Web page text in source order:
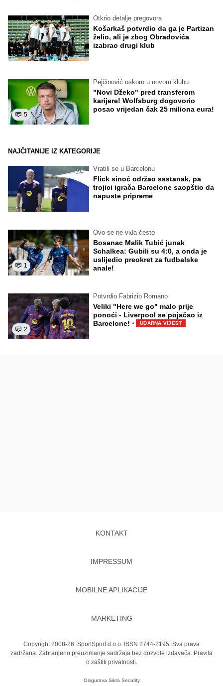
Otkrio detalje pregovora
Košarkaš potvrdio da ga je Partizan
želio, ali je zbog Obradovića
izabrao drugi klub
5
Pejčinović uskoro u novom klubu
"Novi Džeko" pred transferom
karijere! Wolfsburg dogovorio
posao vrijedan čak 25 miliona eura!
NAJČITANIJE IZ KATEGORIJE
Vratili se u Barcelonu
Flick sinoć održao sastanak, pa
trojici igrača Barcelone saopštio da
napuste pripreme
1
Ovo se ne viđa često
Bosanac Malik Tubić junak
Schalkea: Gubili su 4:0, a onda je
uslijedio preokret za fudbalske
anale!
2
Potvrdio Fabrizio Romano
Veliki "Here we go" malo prije
ponoći - Liverpool se pojačao iz
Barcelone! · UDARNA VIJEST
KONTAKT
IMPRESSUM
MOBILNE APLIKACIJE
MARKETING
Copyright 2008-26. SportSport d.o.o. ISSN 2744-2195. Sva prava
zadržana. Zabranjeno preuzimanje sadržaja bez dozvole izdavača. Pravila
o zaštiti privatnosti.
Osigurava Sikra Security